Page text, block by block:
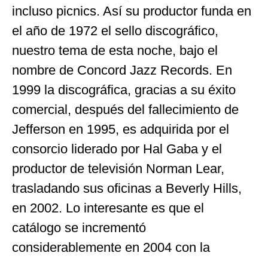
incluso picnics. Así su productor funda en
el año de 1972 el sello discográfico,
nuestro tema de esta noche, bajo el
nombre de Concord Jazz Records. En
1999 la discográfica, gracias a su éxito
comercial, después del fallecimiento de
Jefferson en 1995, es adquirida por el
consorcio liderado por Hal Gaba y el
productor de televisión Norman Lear,
trasladando sus oficinas a Beverly Hills,
en 2002. Lo interesante es que el
catálogo se incrementó
considerablemente en 2004 con la